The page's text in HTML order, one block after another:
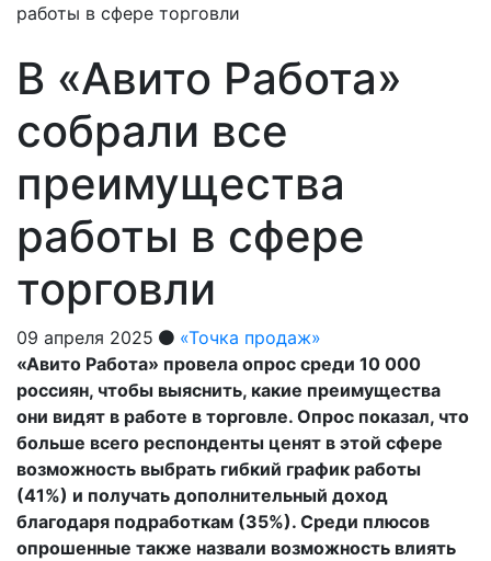
работы в сфере торговли
В «Авито Работа»
собрали все
преимущества
работы в сфере
торговли
09 апреля 2025
«Точка продаж»
«Авито Работа» провела опрос среди 10 000
россиян, чтобы выяснить, какие преимущества
они видят в работе в торговле. Опрос показал, что
больше всего респонденты ценят в этой сфере
возможность выбрать гибкий график работы
(41%) и получать дополнительный доход
благодаря подработкам (35%). Среди плюсов
опрошенные также назвали возможность влиять